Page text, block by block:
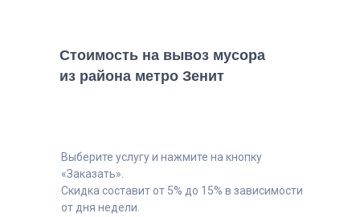
Стоимость на вывоз мусора
из района метро Зенит
Выберите услугу и нажмите на кнопку
«Заказать».
Скидка составит от 5% до 15% в зависимости
от дня недели.